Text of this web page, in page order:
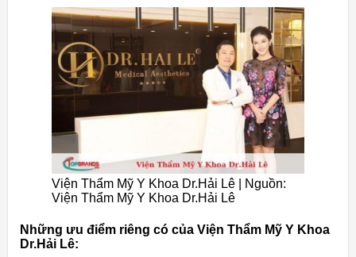
Viện Thẩm Mỹ Y Khoa Dr.Hải Lê | Nguồn:
Viện Thẩm Mỹ Y Khoa Dr.Hải Lê
Những ưu điểm riêng có của Viện Thẩm Mỹ Y Khoa
Dr.Hải Lê: